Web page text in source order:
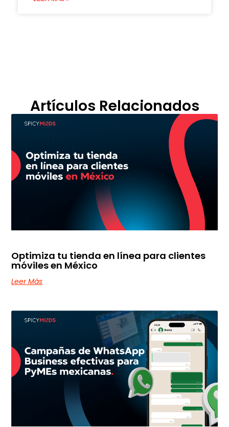
Artículos Relacionados
Optimiza tu tienda en línea para clientes
móviles en México
Leer Más